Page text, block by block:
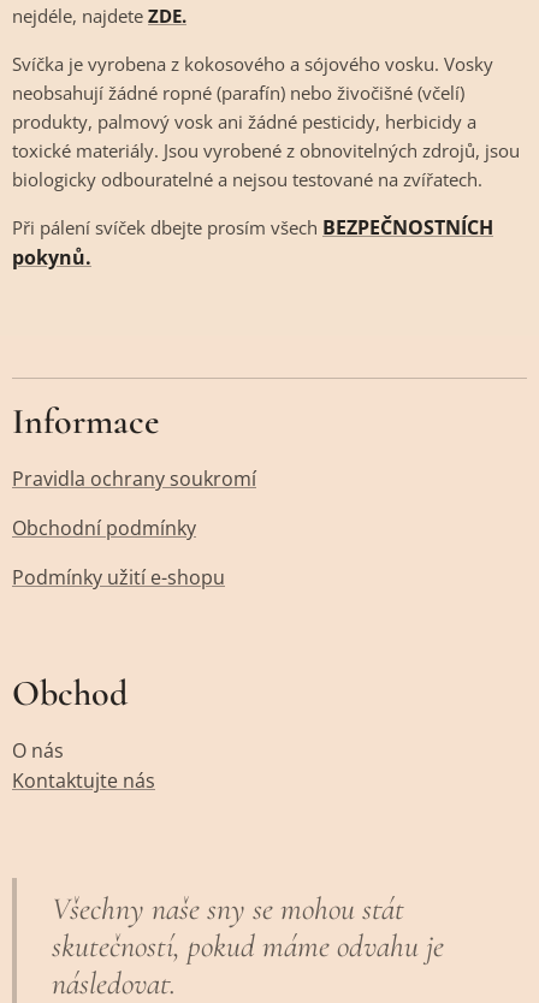
nejdéle, najdete ZDE.
Svíčka je vyrobena z kokosového a sójového vosku. Vosky
neobsahují žádné ropné (parafín) nebo živočišné (včelí)
produkty, palmový vosk ani žádné pesticidy, herbicidy a
toxické materiály. Jsou vyrobené z obnovitelných zdrojů, jsou
biologicky odbouratelné a nejsou testované na zvířatech.
Při pálení svíček dbejte prosím všech BEZPEČNOSTNÍCH
pokynů.
Informace
Pravidla ochrany soukromí
Obchodní podmínky
Podmínky užití e-shopu
Obchod
O nás
Kontaktujte nás
Všechny naše sny se mohou stát
skutečností, pokud máme odvahu je
následovat.